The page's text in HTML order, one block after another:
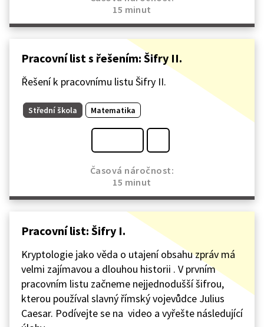
15 minut
Pracovní list s řešením: Šifry II.
Řešení k pracovnímu listu Šifry II.
Střední škola Matematika
Časová náročnost:
15 minut
Pracovní list: Šifry I.
Kryptologie jako věda o utajení obsahu zpráv má
velmi zajímavou a dlouhou historii . V prvním
pracovním listu začneme nejjednodušší šifrou,
kterou používal slavný římský vojevůdce Julius
Caesar. Podívejte se na video a vyřešte následující